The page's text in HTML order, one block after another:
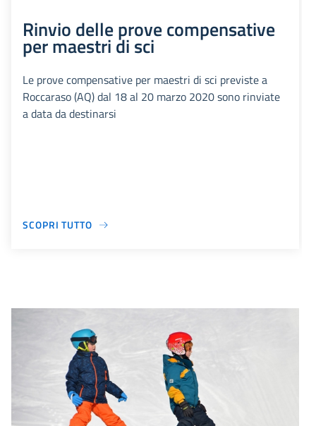
Rinvio delle prove compensative
per maestri di sci
Le prove compensative per maestri di sci previste a
Roccaraso (AQ) dal 18 al 20 marzo 2020 sono rinviate
a data da destinarsi
SCOPRI TUTTO